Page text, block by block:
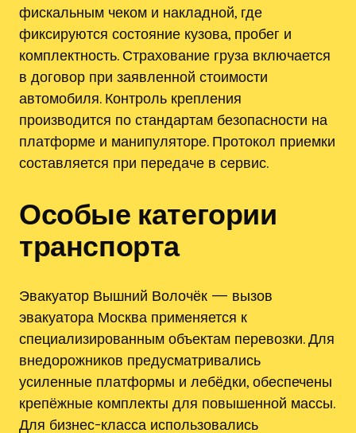
фискальным чеком и накладной, где
фиксируются состояние кузова, пробег и
комплектность. Страхование груза включается
в договор при заявленной стоимости
автомобиля. Контроль крепления
производится по стандартам безопасности на
платформе и манипуляторе. Протокол приемки
составляется при передаче в сервис.
Особые категории
транспорта
Эвакуатор Вышний Волочёк — вызов
эвакуатора Москва применяется к
специализированным объектам перевозки. Для
внедорожников предусматривались
усиленные платформы и лебёдки, обеспечены
крепёжные комплекты для повышенной массы.
Для бизнес-класса использовались